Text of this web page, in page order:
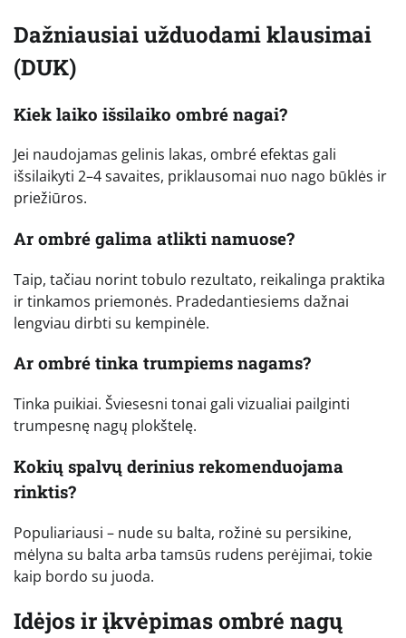
Dažniausiai užduodami klausimai
(DUK)
Kiek laiko išsilaiko ombré nagai?
Jei naudojamas gelinis lakas, ombré efektas gali
išsilaikyti 2–4 savaites, priklausomai nuo nago būklės ir
priežiūros.
Ar ombré galima atlikti namuose?
Taip, tačiau norint tobulo rezultato, reikalinga praktika
ir tinkamos priemonės. Pradedantiesiems dažnai
lengviau dirbti su kempinėle.
Ar ombré tinka trumpiems nagams?
Tinka puikiai. Šviesesni tonai gali vizualiai pailginti
trumpesnę nagų plokštelę.
Kokių spalvų derinius rekomenduojama
rinktis?
Populiariausi – nude su balta, rožinė su persikine,
mėlyna su balta arba tamsūs rudens perėjimai, tokie
kaip bordo su juoda.
Idėjos ir įkvėpimas ombré nagų